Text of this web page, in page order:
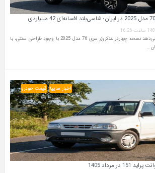
بررسی آگهی‌های فروش نشان می‌دهد نسخه چهاردر لندکروزر سری 76 مدل 2025 با وجود طراحی سنتی، با
اخبار سایپا قیمت خودرو
مرداد 1405